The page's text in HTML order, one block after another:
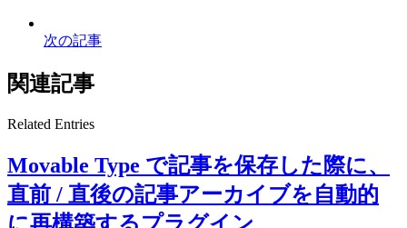
次の記事
関連記事
Related Entries
Movable Type で記事を保存した際に、
直前 / 直後の記事アーカイブを自動的
に再構築するプラグイン